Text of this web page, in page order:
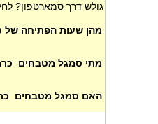
גולש דרך סמארטפון?
מהן שעות הפתיחה
מתי סמגל מטבחים
האם סמגל מטבחים